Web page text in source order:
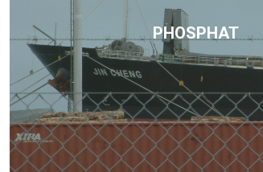
PHOSPHAT